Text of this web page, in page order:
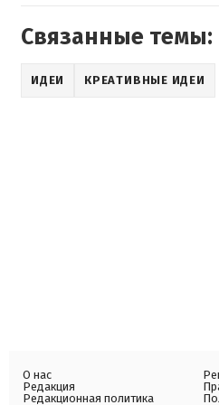
Связанные темы:
ИДЕИ КРЕАТИВНЫЕ ИДЕИ
О нас
Редакция
Редакционная политика